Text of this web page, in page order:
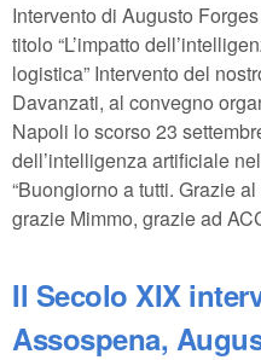
Intervento di Augusto
titolo “L’impatto
logistica” Intervento del
Davanzati, al convegno
Napoli lo scorso 23
dell’intelligenza artificiale
“Buongiorno a tutti. Grazie
grazie Mimmo, grazie ad
Il Secolo XIX
Assospena,